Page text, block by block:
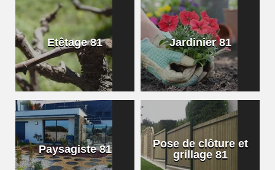
Etêtage 81 Jardinier 81
Paysagiste 81
Pose de clôture et
grillage 81